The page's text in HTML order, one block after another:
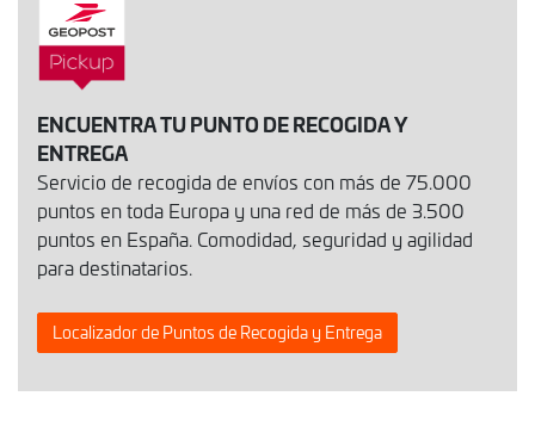
ENCUENTRA TU PUNTO DE RECOGIDA Y
ENTREGA
Servicio de recogida de envíos con más de 75.000
puntos en toda Europa y una red de más de 3.500
puntos en España. Comodidad, seguridad y agilidad
para destinatarios.
Localizador de Puntos de Recogida y Entrega